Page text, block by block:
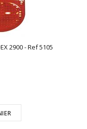
2900 - Ref 5105